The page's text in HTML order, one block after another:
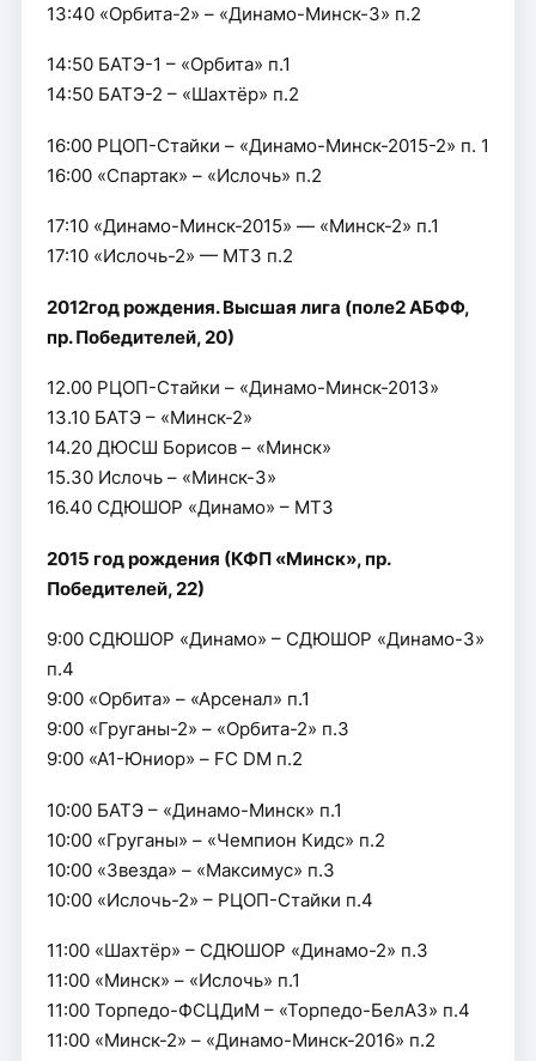
13:40 «Орбита-2» – «Динамо-Минск-3» п.2
14:50 БАТЭ-1 – «Орбита» п.1
14:50 БАТЭ-2 – «Шахтёр» п.2
16:00 РЦОП-Стайки – «Динамо-Минск-2015-2» п. 1
16:00 «Спартак» – «Ислочь» п.2
17:10 «Динамо-Минск-2015» — «Минск-2» п.1
17:10 «Ислочь-2» — МТЗ п.2
2012год рождения. Высшая лига (поле2 АБФФ,
пр. Победителей, 20)
12.00 РЦОП-Стайки – «Динамо-Минск-2013»
13.10 БАТЭ – «Минск-2»
14.20 ДЮСШ Борисов – «Минск»
15.30 Ислочь – «Минск-3»
16.40 СДЮШОР «Динамо» – МТЗ
2015 год рождения (КФП «Минск», пр.
Победителей, 22)
9:00 СДЮШОР «Динамо» – СДЮШОР «Динамо-3»
п.4
9:00 «Орбита» – «Арсенал» п.1
9:00 «Груганы-2» – «Орбита-2» п.3
9:00 «А1-Юниор» – FC DM п.2
10:00 БАТЭ – «Динамо-Минск» п.1
10:00 «Груганы» – «Чемпион Кидс» п.2
10:00 «Звезда» – «Максимус» п.3
10:00 «Ислочь-2» – РЦОП-Стайки п.4
11:00 «Шахтёр» – СДЮШОР «Динамо-2» п.3
11:00 «Минск» – «Ислочь» п.1
11:00 Торпедо-ФСЦДиМ – «Торпедо-БелАЗ» п.4
11:00 «Минск-2» – «Динамо-Минск-2016» п.2